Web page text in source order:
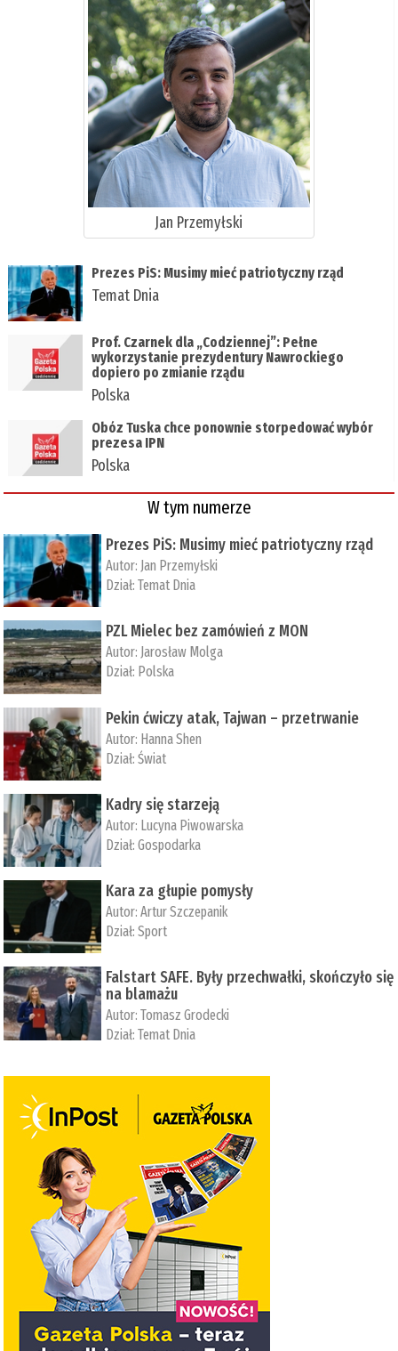
Jan Przemyłski
Prezes PiS: Musimy mieć patriotyczny rząd
Temat Dnia
Prof. Czarnek dla „Codziennej”: Pełne
wykorzystanie prezydentury Nawrockiego
dopiero po zmianie rządu
Polska
Obóz Tuska chce ponownie storpedować wybór
prezesa IPN
Polska
W tym numerze
Prezes PiS: Musimy mieć patriotyczny rząd
Autor: Jan Przemyłski
Dział:Temat Dnia
PZL Mielec bez zamówień z MON
Autor: Jarosław Molga
Dział: Polska
Pekin ćwiczy atak, Tajwan – przetrwanie
Autor: ­Hanna Shen
Dział:Świat
Kadry się starzeją
Autor: Lucyna Piwowarska
Dział:Gospodarka
Kara za głupie pomysły
Autor:Artur Szczepanik
Dział:Sport
Falstart SAFE. Były przechwałki, skończyło się
na blamażu
Autor:Tomasz Grodecki
Dział:Temat Dnia